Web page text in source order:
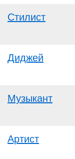
Стилист
Диджей
Музыкант
Артист